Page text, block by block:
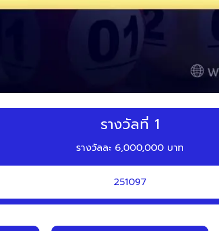
รางวัลที่ 1
รางวัลละ 6,000,000 บาท
251097